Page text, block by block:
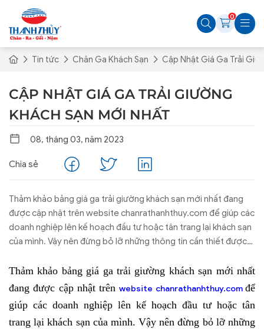
0
Tin tức Chăn Ga Khách Sạn Cập Nhật Giá Ga Trải
CẬP NHẬT GIÁ GA TRẢI GIƯỜNG
KHÁCH SẠN MỚI NHẤT
08, tháng 03, năm 2023
Chia sẻ
Thảm khảo bảng giá ga trải giường khách sạn mới nhất đang
được cập nhật trên website chanrathanhthuy.com để giúp các
doanh nghiệp lên kế hoạch đầu tư hoặc tân trang lại khách sạn
của mình. Vậy nên đừng bỏ lỡ những thông tin cần thiết được
Thảm khảo bảng giá ga trải giường khách sạn mới nhất
đang được cập nhật trênwebsite chanrathanhthuy.comđể
giúp các doanh nghiệp lên kế hoạch đầu tư hoặc tân
trang lại khách sạn của mình. Vậy nên đừng bỏ lỡ những